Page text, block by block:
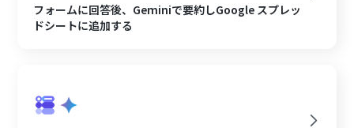
フォームに回答後、Geminiで要約しGoogle スプレッ
ドシートに追加する